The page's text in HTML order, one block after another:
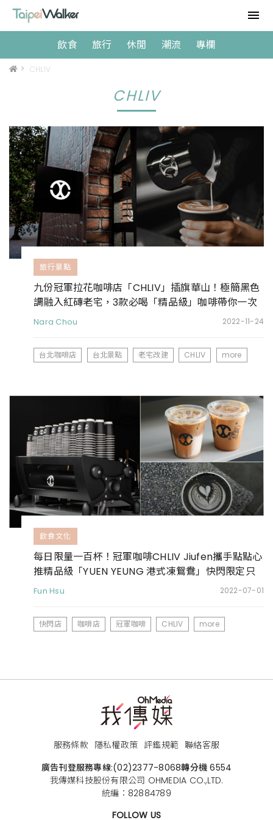
飲食 旅行 休閒 潮流 專欄
> CHLIV
CHLIV
旅行景點
九份冠軍拉花咖啡店「CHLIV」插旗華山！極簡黑色
調融入紅磚老宅，3款必喝「精品級」咖啡帶你一次
看
Nara Chou 2022-11-24
台北咖啡店 台北景點 老宅改建 CHLIV more
飲食文化
每日限量一百杯！冠軍咖啡CHLIV Jiufen攜手點點心
推精品級「YUEN YEUNG 港式凍鴛鴦」快閃限定只
有這裡喝得到！
Fun Hsu 2022-07-01
快閃店 咖啡店 冠軍咖啡 CHLIV more
服務條款 隱私權政策 評鑑規範 聯絡客服
廣告刊登服務專線:(02)2377-8068轉分機 6554
我傳媒科技股份有限公司 OHMEDIA CO.,LTD.
統編：82884789
FOLLOW US